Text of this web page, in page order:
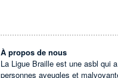
À propos de nous
La Ligue Braille est une asbl qui
personnes aveugles et